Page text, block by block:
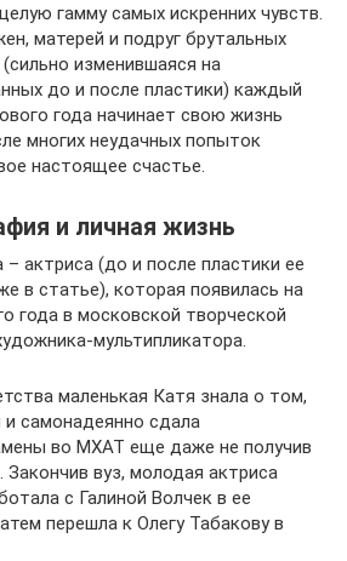
гамму самых искренних чувств.
матерей и подруг брутальных
изменившаяся на
до и после пластики) каждый
года начинает свою жизнь
многих неудачных попыток
настоящее счастье.
и личная жизнь
актриса (до и после пластики ее
в статье), которая появилась на
года в московской творческой
мультипликатора.
маленькая Катя знала о том,
самонадеянно сдала
во МХАТ еще даже не получив
вуз, молодая актриса
с Галиной Волчек в ее
перешла к Олегу Табакову в